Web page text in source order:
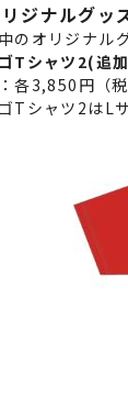
ジナルグッ
のオリジナル
Tシャツ2(追
各3,850円（税
Tシャツ2はLサ